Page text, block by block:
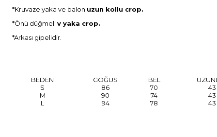
*Kruvaze yaka ve balon uzun kollu crop.
*Önü düğmeliv yaka crop.
*Arkası gipelidir.
BEDEN GÖĞÜS BEL
S
86 70
43
M
90 74
43
L
94 78 43